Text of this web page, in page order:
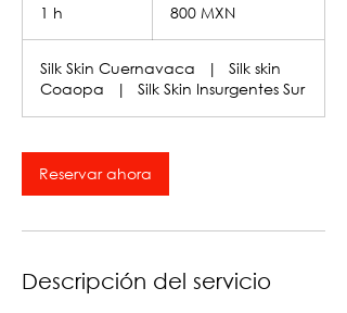
1 h
mexicanos
800 MXN
Silk Skin Cuernavaca |
Silk skin
Coaopa
| Silk Skin Insurgentes Sur
Reservar ahora
Descripción del servicio